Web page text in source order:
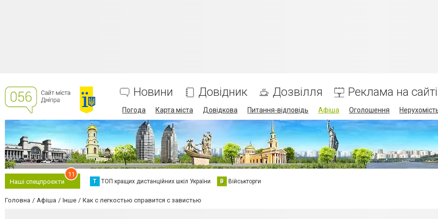
Новини Довідник Дозвілля Реклама на сайті
Погода Карта міста Довідкова Питання-відповідь Афіша Оголошення
Наші спецпроєкти
11
Т ТОП кращих дистанційних шкіл України В Військторги
Головна Афіша Інше Как с легкостью справится с завистью